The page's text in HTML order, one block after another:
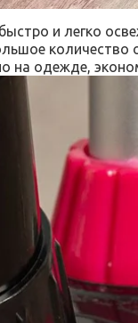
и легко
количество
на одежде,